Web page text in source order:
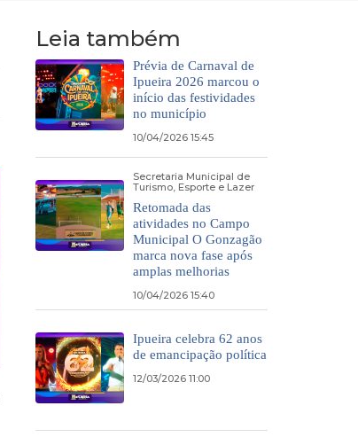
Leia também
Prévia de Carnaval de
Ipueira 2026 marcou o
início das festividades
no município
10/04/2026 15:45
Secretaria Municipal de
Turismo, Esporte e Lazer
Retomada das
atividades no Campo
Municipal O Gonzagão
marca nova fase após
amplas melhorias
10/04/2026 15:40
Ipueira celebra 62 anos
de emancipação política
12/03/2026 11:00